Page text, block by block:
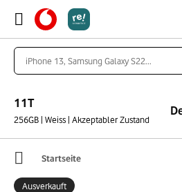
11T
256GB | Weiss | Akzeptabler Zustand
Startseite
Ausverkauft